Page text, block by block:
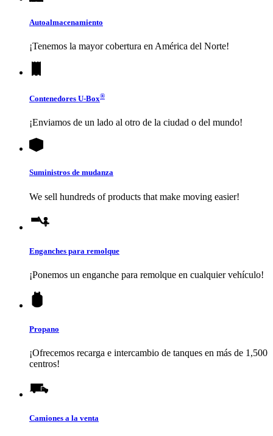
Autoalmacenamiento
¡Tenemos la mayor cobertura en América del Norte!
Contenedores U-Box®
¡Enviamos de un lado al otro de la ciudad o del mundo!
Suministros de mudanza
We sell hundreds of products that make moving easier!
Enganches para remolque
¡Ponemos un enganche para remolque en cualquier vehículo!
Propano
¡Ofrecemos recarga e intercambio de tanques en más de 1,500
centros!
Camiones a la venta